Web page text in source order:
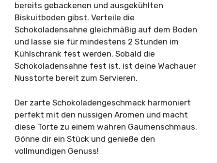
bereits gebackenen und ausgekühlten
Biskuitboden gibst. Verteile die
Schokoladensahne gleichmäßig auf dem Boden
und lasse sie für mindestens 2 Stunden im
Kühlschrank fest werden. Sobald die
Schokoladensahne fest ist, ist deine Wachauer
Nusstorte bereit zum Servieren.
Der zarte Schokoladengeschmack harmoniert
perfekt mit den nussigen Aromen und macht
diese Torte zu einem wahren Gaumenschmaus.
Gönne dir ein Stück und genieße den
vollmundigen Genuss!